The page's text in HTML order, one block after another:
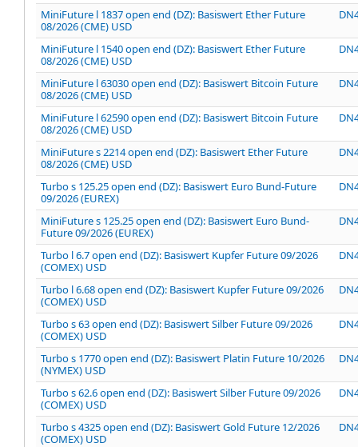
MiniFuture l 1837 open end (DZ): Basiswert Ether Future
08/2026 (CME) USD
MiniFuture l 1540 open end (DZ): Basiswert Ether Future
08/2026 (CME) USD
MiniFuture l 63030 open end (DZ): Basiswert Bitcoin Future
08/2026 (CME) USD
MiniFuture l 62590 open end (DZ): Basiswert Bitcoin Future
08/2026 (CME) USD
MiniFuture s 2214 open end (DZ): Basiswert Ether Future
08/2026 (CME) USD
Turbo s 125.25 open end (DZ): Basiswert Euro Bund-Future
09/2026 (EUREX)
MiniFuture s 125.25 open end (DZ): Basiswert Euro Bund-
Future 09/2026 (EUREX)
Turbo l 6.7 open end (DZ): Basiswert Kupfer Future 09/2026
(COMEX) USD
Turbo l 6.68 open end (DZ): Basiswert Kupfer Future 09/2026
(COMEX) USD
Turbo s 63 open end (DZ): Basiswert Silber Future 09/2026
(COMEX) USD
Turbo s 1770 open end (DZ): Basiswert Platin Future 10/2026
(NYMEX) USD
Turbo s 62.6 open end (DZ): Basiswert Silber Future 09/2026
(COMEX) USD
Turbo s 4325 open end (DZ): Basiswert Gold Future 12/2026
(COMEX) USD